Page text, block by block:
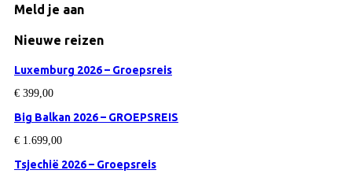
Meld je aan
Nieuwe reizen
Luxemburg 2026 – Groepsreis
€ 399,00
Big Balkan 2026 – GROEPSREIS
€ 1.699,00
Tsjechië 2026 – Groepsreis